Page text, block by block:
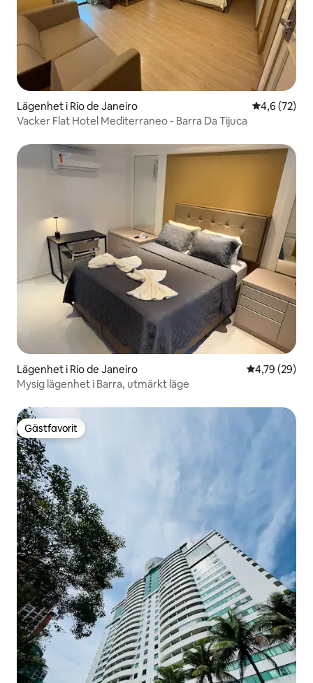
Lägenhet i Rio de Janeiro 4,6 av 5 i
4,6 (72)
Vacker Flat Hotel Mediterraneo - Barra Da Tijuca
Lägenhet i Rio de Janeiro 4,79 av 5 i
4,79 (29)
Mysig lägenhet i Barra, utmärkt läge
Gästfavorit
Gästfavorit